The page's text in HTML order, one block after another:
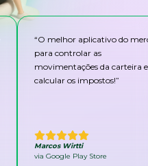
“O melhor aplicativo do
para controlar as
movimentações da carteira e
calcular os impostos!”
Marcos Wirtti
via Google Play Store